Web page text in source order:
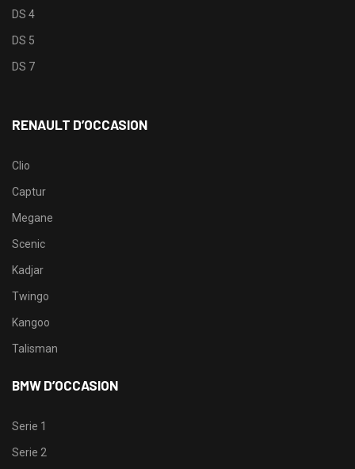
DS 4
DS 5
DS 7
RENAULT D’OCCASION
Clio
Captur
Megane
Scenic
Kadjar
Twingo
Kangoo
Talisman
BMW D’OCCASION
Serie 1
Serie 2